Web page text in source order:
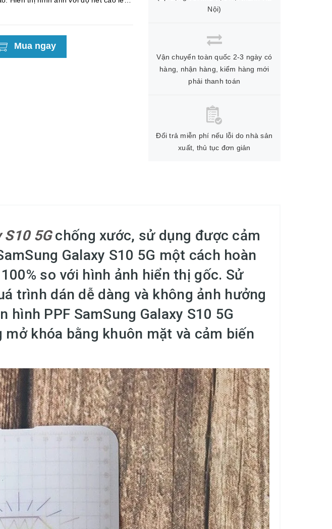
Mua ngay
Nội)
Vận chuyển toàn quốc 2-3 ngày có
hàng, nhận hàng, kiểm hàng mới
phải thanh toán
Đổi trả miễn phí nếu lỗi do nhà sản
xuất, thủ tục đơn giản
S10 5Gchống xước, sử dụng được cảm
Galaxy S10 5G một cách hoàn
so với hình ảnh hiển thị gốc. Sử
trình dán dễ dàng và không ảnh hưởng
PPF SamSung Galaxy S10 5G
khóa bằng khuôn mặt và cảm biến